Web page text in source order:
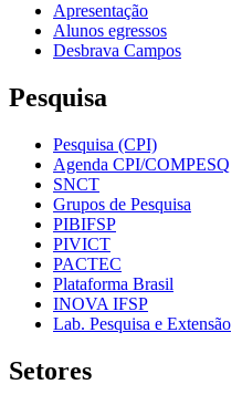
Apresentação
Alunos egressos
Desbrava Campos
Pesquisa
Pesquisa (CPI)
Agenda CPI/COMPESQ
SNCT
Grupos de Pesquisa
PIBIFSP
PIVICT
PACTEC
Plataforma Brasil
INOVA IFSP
Lab. Pesquisa e Extensão
Setores